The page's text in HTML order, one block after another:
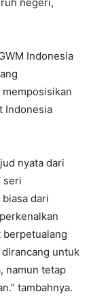
Indonesia
memposisikan
Indonesia
nyata dari
seri
dari
berpetualang
untuk
namun tetap
tambahnya.